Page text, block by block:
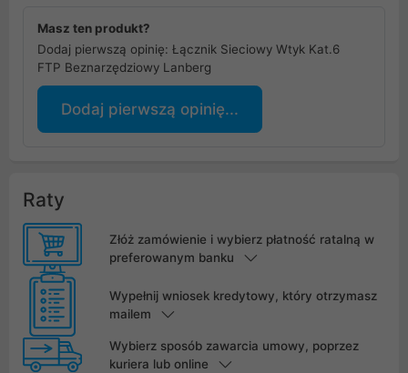
Masz ten produkt?
Dodaj pierwszą opinię: Łącznik Sieciowy Wtyk Kat.6
FTP Beznarzędziowy Lanberg
Dodaj pierwszą opinię...
Raty
Złóż zamówienie i wybierz płatność ratalną w
preferowanym banku
Wypełnij wniosek kredytowy, który otrzymasz
mailem
Wybierz sposób zawarcia umowy, poprzez
kuriera lub online